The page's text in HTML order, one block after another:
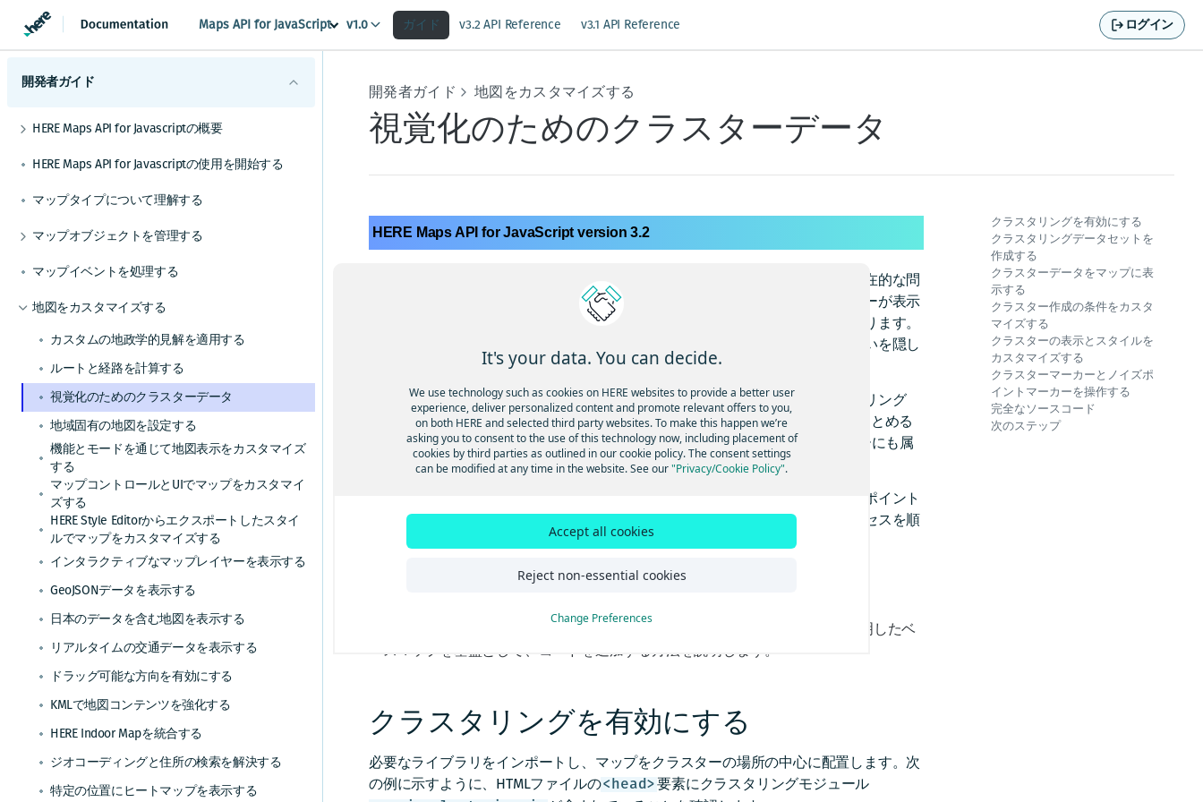
Maps API for JavaScript v1.0 ガイド v3.2 API Reference v3.1 API Reference ログイン
開発者ガイド
HERE Maps API for Javascriptの概要
ーム
確認する
HERE Maps API for Javascriptの使用を開始する
マップタイプについて理解する
マップオブジェクトを管理する
カスタムオーバーレイを表示する
マップイベントを処理する
地図をカスタマイズする
カスタムの地政学的見解を適用する
ルートと経路を計算する
視覚化のためのクラスターデータ
地域固有の地図を設定する
機能とモードを通じて地図表示をカスタマイズ
する
マップコントロールとUIでマップをカスタマイ
ズする
HERE Style Editorからエクスポートしたスタイ
ルでマップをカスタマイズする
インタラクティブなマップレイヤーを表示する
GeoJSONデータを表示する
日本のデータを含む地図を表示する
リアルタイムの交通データを表示する
ドラッグ可能な方向を有効にする
KMLで地図コンテンツを強化する
HERE Indoor Mapを統合する
ジオコーディングと住所の検索を解決する
特定の位置にヒートマップを表示する
開発者ガイド 地図をカスタマイズする
視覚化のためのクラスターデータ
HERE Maps API for JavaScript version 3.2
マップ上に数千ものポイントを持つ大規模なデータセットを表示する場合、潜在的な問
題が発生することがあります。たとえば、低いズームレベルですべてのマーカーが表示
されると、パフォーマンスが低下し、レンダリング時間が遅くなる可能性があります。
また、地理的に近接しているマーカーが低いズームレベルで重なり合い、お互いを隠し
てしまうことで、マップの読みやすさが低下する場合もあります。
これらの課題に対処するには、クラスタリングの使用を検討します。クラスタリング
は、画面上で近接している2つ以上のポイントを単一のクラスターポイントにまとめる
ことで、視覚的な乱雑さを軽減し、マップ上のノイズポイント(どのクラスターにも属
さない個々のデータポイント) の可視性を維持します。
このチュートリアルの例では、英国ロンドンにある空港を表すサンプルデータポイント
を使用し、クラスターデータセットを作成してマップ上に表示するまでのプロセスを順
を追って説明します。
HERE Maps API for Javascriptの使用を開始する
」で説明したベ
ースマップを基盤として、コードを追加する方法を説明します。
クラスタリングを有効にする
必要なライブラリをインポートし、マップをクラスターの場所の中心に配置します。次
の例に示すように、HTMLファイルの<head> 要素にクラスタリングモジュール
クラスタリングを有効にする
クラスタリングデータセットを
作成する
クラスターデータをマップに表
示する
クラスター作成の条件をカスタ
マイズする
クラスターの表示とスタイルを
カスタマイズする
クラスターマーカーとノイズポ
イントマーカーを操作する
完全なソースコード
次のステップ
It's your data. You can decide.
We use technology such as cookies on HERE websites to provide a better user
experience, deliver personalized content and promote relevant offers to you,
on both HERE and selected third party websites. To make this happen we’re
asking you to consent to the use of this technology now, including placement of
cookies by third parties as outlined in our cookie policy. The consent settings
can be modified at any time in the website. See our"Privacy/Cookie Policy".
Accept all cookies
Reject non-essential cookies
Change Preferences